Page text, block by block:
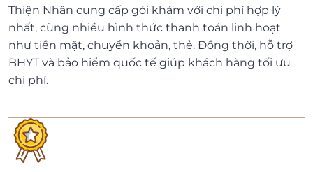
Thiện Nhân cung cấp gói khám với chi phí hợp lý
nhất, cùng nhiều hình thức thanh toán linh hoạt
như tiền mặt, chuyển khoản, thẻ. Đồng thời, hỗ trợ
BHYT và bảo hiểm quốc tế giúp khách hàng tối ưu
chi phí.